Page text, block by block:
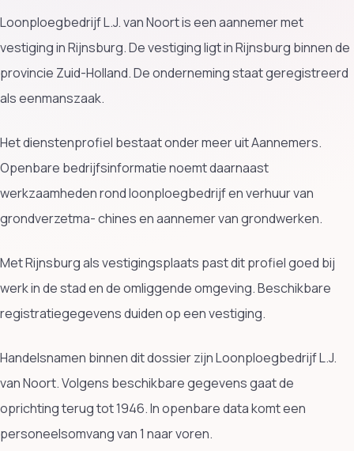
Loonploegbedrijf L.J. van Noort is een aannemer met
vestiging in Rijnsburg. De vestiging ligt in Rijnsburg binnen de
provincie Zuid-Holland. De onderneming staat geregistreerd
als eenmanszaak.
Het dienstenprofiel bestaat onder meer uit Aannemers.
Openbare bedrijfsinformatie noemt daarnaast
werkzaamheden rond loonploegbedrijf en verhuur van
grondverzetma- chines en aannemer van grondwerken.
Met Rijnsburg als vestigingsplaats past dit profiel goed bij
werk in de stad en de omliggende omgeving. Beschikbare
registratiegegevens duiden op een vestiging.
Handelsnamen binnen dit dossier zijn Loonploegbedrijf L.J.
van Noort. Volgens beschikbare gegevens gaat de
oprichting terug tot 1946. In openbare data komt een
personeelsomvang van 1 naar voren.